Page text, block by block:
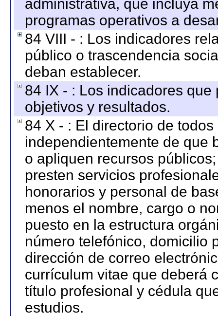
administrativa, que incluya
programas operativos a
84 VIII - : Los indicadores
público o trascendencia
deban establecer.
84 IX - : Los indicadores
objetivos y resultados.
84 X - : El directorio de
independientemente de que
o apliquen recursos
presten servicios
honorarios y personal de
menos el nombre, cargo o
puesto en la estructura
número telefónico, domicilio
dirección de correo
currículum vitae que deberá
título profesional y cédula
estudios.